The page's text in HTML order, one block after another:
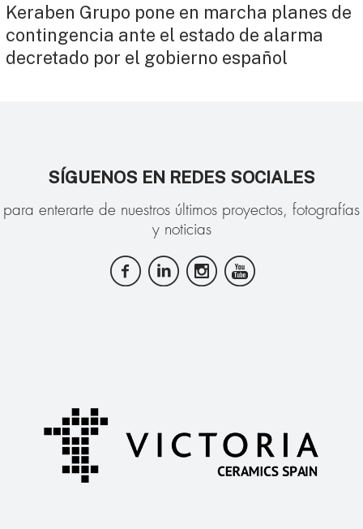
Keraben Grupo pone en marcha planes de
contingencia ante el estado de alarma
decretado por el gobierno español
SÍGUENOS EN REDES SOCIALES
para enterarte de nuestros últimos proyectos, fotografías
y noticias